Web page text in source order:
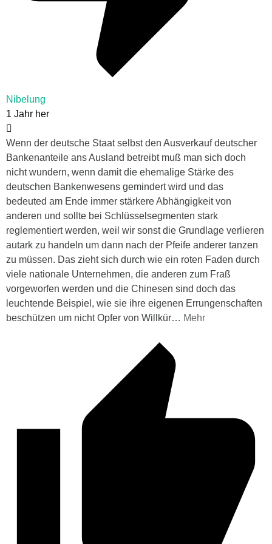
Nibelung
1 Jahr her
Wenn der deutsche Staat selbst den Ausverkauf deutscher
Bankenanteile ans Ausland betreibt muß man sich doch
nicht wundern, wenn damit die ehemalige Stärke des
deutschen Bankenwesens gemindert wird und das
bedeuted am Ende immer stärkere Abhängigkeit von
anderen und sollte bei Schlüsselsegmenten stark
reglementiert werden, weil wir sonst die Grundlage verlieren
autark zu handeln um dann nach der Pfeife anderer tanzen
zu müssen. Das zieht sich durch wie ein roten Faden durch
viele nationale Unternehmen, die anderen zum Fraß
vorgeworfen werden und die Chinesen sind doch das
leuchtende Beispiel, wie sie ihre eigenen Errungenschaften
beschützen um nicht Opfer von Willkür… Mehr